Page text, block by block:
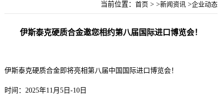
当前位置：首页 > >新闻资讯 >企业动态
伊斯泰克硬质合金邀您相约第八届国际进口博览会！
伊斯泰克硬质合金即将亮相第八届中国国际进口博览会！
时间：2025年11月5日-10日